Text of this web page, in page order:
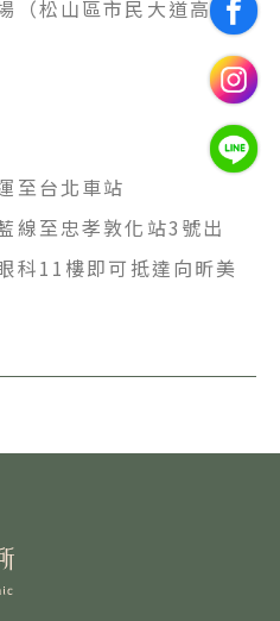
（松山區市民大道高架道
至台北車站
線至忠孝敦化站3號出
科11樓即可抵達向昕美